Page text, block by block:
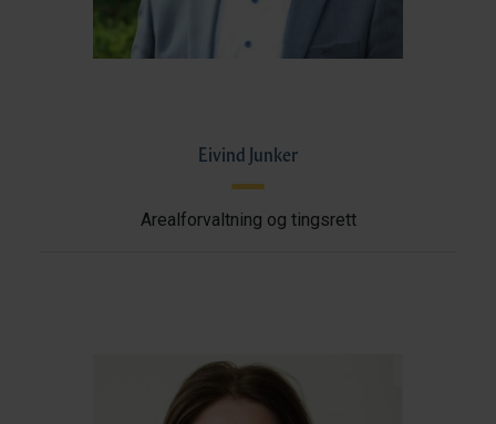
Eivind Junker
Arealforvaltning og tingsrett